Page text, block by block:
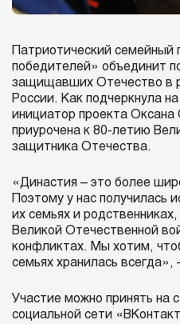
Патриотический семейный
победителей» объединит
защищавших Отечество в
России. Как подчеркнула
инициатор проекта Оксана
приурочена к 80-летию
защитника Отечества.
«Династия – это более
Поэтому у нас получилась
их семьях и
Великой Отечественной
конфликтах. Мы хотим,
семьях хранилась всегда»,
Участие можно принять на
социальной сети